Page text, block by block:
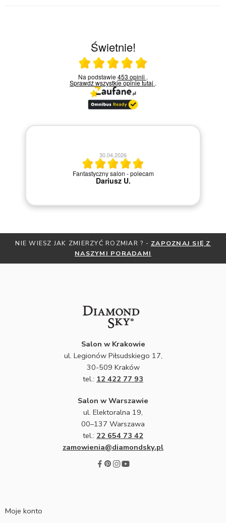
Świetnie!
Ocena średnia 5 na 5
Na podstawie453 opinii .
Sprawdź wszystkie opinietutaj .
20.04.2026
Szybka i sprawna obsługa.
NIE WIESZ JAK ZMIERZYĆ ROZMIAR ? - ZAPOZNAJ SIĘ Z
NASZYMI PORADAMI
Salon w Krakowie
ul. Legionów Piłsudskiego 17,
30-509 Kraków
tel.: 12 422 77 93
Salon w Warszawie
ul. Elektoralna 19,
00–137 Warszawa
tel.: 22 654 73 42
zamowienia@diamondsky.pl
Moje konto